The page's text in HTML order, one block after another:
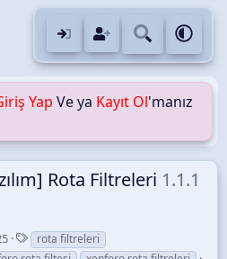
Yap Ve ya Kayıt Ol'manız
Rota Filtreleri 1.1.1
E
t
rota filtreleri